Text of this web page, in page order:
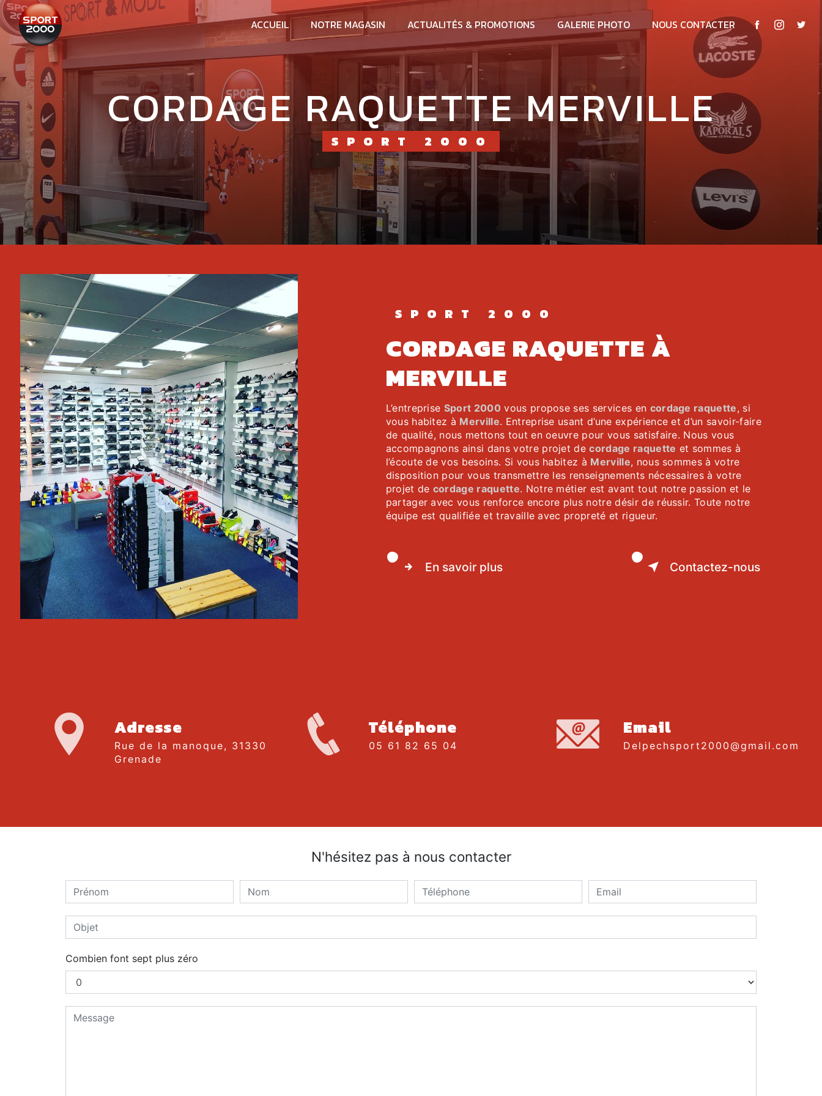
ACCUEIL NOTRE MAGASIN ACTUALITÉS & PROMOTIONS GALERIE PHOTO NOUS CONTACTER
CORDAGE RAQUETTE MERVILLE
SPORT 2000
SPORT 2000
CORDAGE RAQUETTE À
MERVILLE
L’entreprise Sport 2000vous propose ses services en cordage raquette, si
vous habitez à Merville. Entreprise usant d’une expérience et d’un savoir-faire
de qualité, nous mettons tout en oeuvre pour vous satisfaire. Nous vous
accompagnons ainsi dans votre projet decordage raquette et sommes à
l’écoute de vos besoins. Si vous habitez à Merville, nous sommes à votre
disposition pour vous transmettre les renseignements nécessaires à votre
projet de cordage raquette. Notre métier est avant tout notre passion et le
partager avec vous renforce encore plus notre désir de réussir. Toute notre
équipe est qualifiée et travaille avec propreté et rigueur.
En savoir plus Contactez-nous
Adresse
Rue de la manoque, 31330
Grenade
Téléphone
05 61 82 65 04
Email
delpechsport2000@gmail.com
N'hésitez pas à nous contacter
Combien font sept plus zéro
Panneau de gestion des cookies